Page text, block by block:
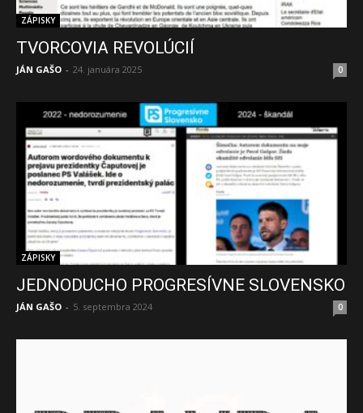
ZÁPISKY
TVORCOVIA REVOLÚCIÍ
JÁN GAŠO - 24. januára 2025 0
ZÁPISKY
JEDNODUCHO PROGRESÍVNE SLOVENSKO
JÁN GAŠO - 5. septembra 2024 0